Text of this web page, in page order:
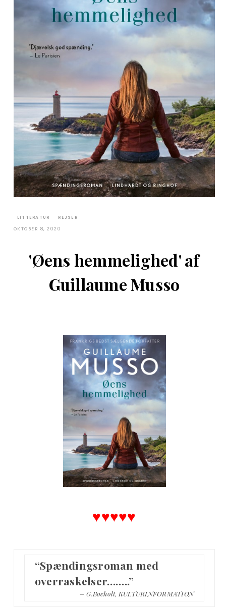
LITTERATUR REJSER
OKTOBER 8, 2020
'Øens hemmelighed' af
Guillaume Musso
♥︎♥︎♥︎♥︎♥︎
“Spændingsroman med
overraskelser……..”
– G.Boeholt, KULTURINFORMATION